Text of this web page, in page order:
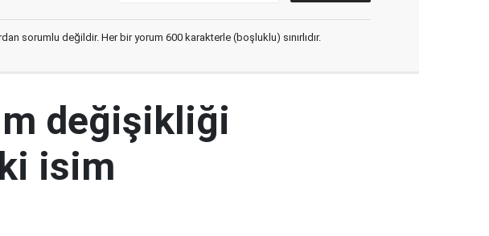
sorumlu değildir. Her bir yorum 600 karakterle (boşluklu) sınırlıdır.
değişikliği
isim